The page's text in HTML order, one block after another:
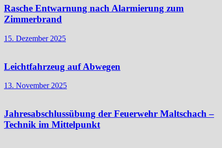
Rasche Entwarnung nach Alarmierung zum
Zimmerbrand
15. Dezember 2025
Leichtfahrzeug auf Abwegen
13. November 2025
Jahresabschlussübung der Feuerwehr Maltschach –
Technik im Mittelpunkt